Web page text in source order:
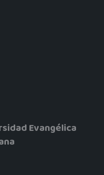
Evangélica